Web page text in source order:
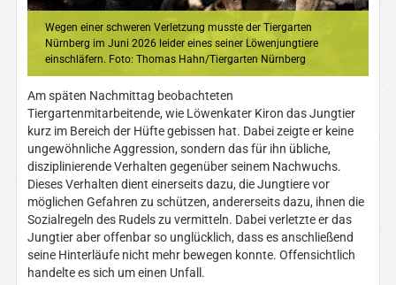
Wegen einer schweren Verletzung musste der Tiergarten
Nürnberg im Juni 2026 leider eines seiner Löwenjungtiere
einschläfern. Foto: Thomas Hahn/Tiergarten Nürnberg
Am späten Nachmittag beobachteten
Tiergartenmitarbeitende, wie Löwenkater Kiron das Jungtier
kurz im Bereich der Hüfte gebissen hat. Dabei zeigte er keine
ungewöhnliche Aggression, sondern das für ihn übliche,
disziplinierende Verhalten gegenüber seinem Nachwuchs.
Dieses Verhalten dient einerseits dazu, die Jungtiere vor
möglichen Gefahren zu schützen, andererseits dazu, ihnen die
Sozialregeln des Rudels zu vermitteln. Dabei verletzte er das
Jungtier aber offenbar so unglücklich, dass es anschließend
seine Hinterläufe nicht mehr bewegen konnte. Offensichtlich
handelte es sich um einen Unfall.